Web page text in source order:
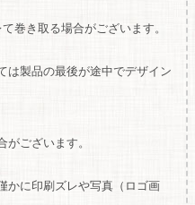
巻き取る場合がございます。
は製品の最後が途中でデザイン
ございます。
かに印刷ズレや写真（ロゴ画